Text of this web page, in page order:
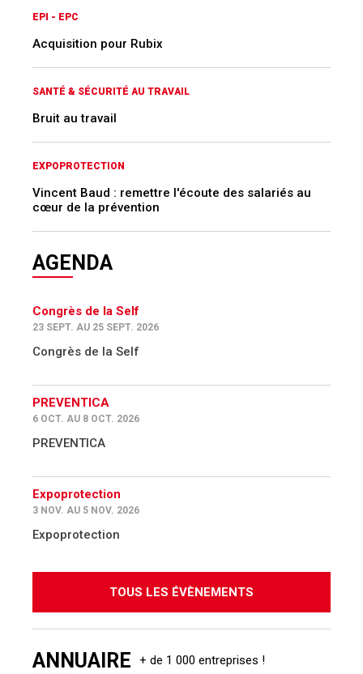
EPI - EPC
Acquisition pour Rubix
SANTÉ & SÉCURITÉ AU TRAVAIL
Bruit au travail
EXPOPROTECTION
Vincent Baud : remettre l'écoute des salariés au
cœur de la prévention
AGENDA
Congrès de la Self
23 SEPT. AU 25 SEPT. 2026
Congrès de la Self
PREVENTICA
6 OCT. AU 8 OCT. 2026
PREVENTICA
Expoprotection
3 NOV. AU 5 NOV. 2026
Expoprotection
TOUS LES ÉVÈNEMENTS
ANNUAIRE